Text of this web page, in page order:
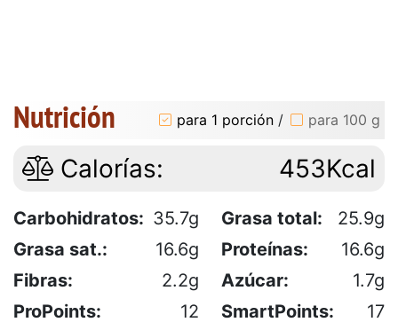
Nutrición para 1 porción / para 100 g
Calorías: 453Kcal
Carbohidratos: 35.7g Grasa total:
25.9g
Grasa sat.:
16.6g Proteínas:
16.6g
Fibras:
2.2g Azúcar:
1.7g
ProPoints:
12 SmartPoints: 17